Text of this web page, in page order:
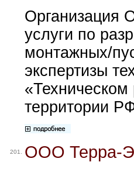
Организация
услуги по
монтажных/
экспертизы
территории
201. ООО Терра-